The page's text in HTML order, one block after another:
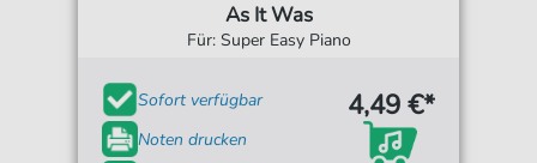
As It Was
Für: Super Easy Piano
Sofort verfügbar
Noten drucken
4,49 €*